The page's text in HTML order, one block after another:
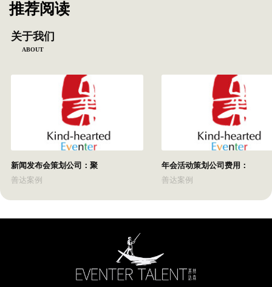
推荐阅读
关于我们
ABOUT
新闻发布会策划公司：聚
善达案例
年会活动策划公司费用：
善达案例